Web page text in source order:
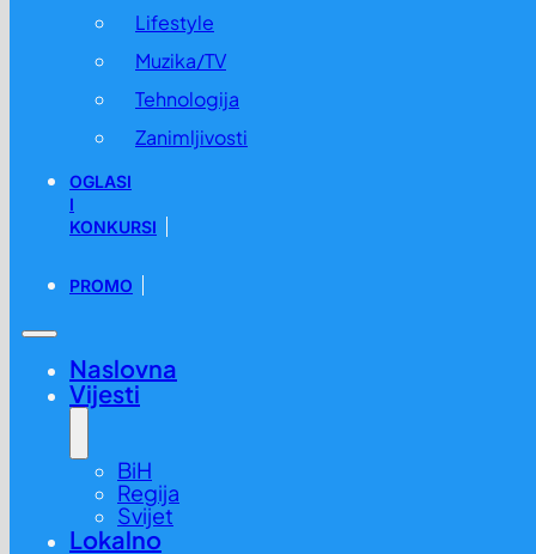
Lifestyle
Muzika/TV
Tehnologija
Zanimljivosti
OGLASI
I
KONKURSI
PROMO
Naslovna
Vijesti
BiH
Regija
Svijet
Lokalno